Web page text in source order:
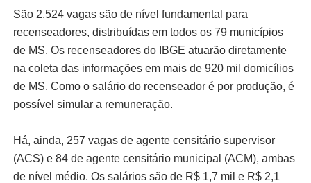
São 2.524 vagas são de nível fundamental para
recenseadores, distribuídas em todos os 79 municípios
de MS. Os recenseadores do IBGE atuarão diretamente
na coleta das informações em mais de 920 mil domicílios
de MS. Como o salário do recenseador é por produção, é
possível simular a remuneração.
Há, ainda, 257 vagas de agente censitário supervisor
(ACS) e 84 de agente censitário municipal (ACM), ambas
de nível médio. Os salários são de R$ 1,7 mil e R$ 2,1